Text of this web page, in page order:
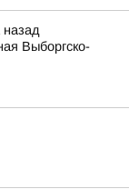
назад
Выборгско-